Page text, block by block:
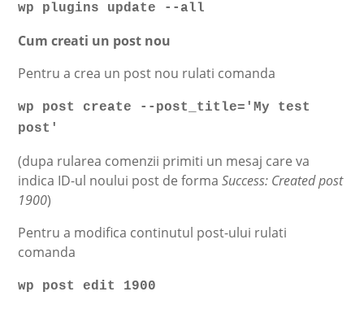
wp plugins update --all
Cum creati un post nou
Pentru a crea un post nou rulati comanda
wp post create --post_title='My test
post'
(dupa rularea comenzii primiti un mesaj care va
indica ID-ul noului post de formaSuccess: Created post
1900)
Pentru a modifica continutul post-ului rulati
comanda
wp post edit 1900